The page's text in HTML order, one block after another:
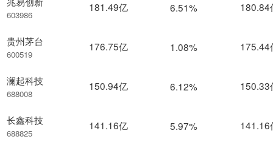
603986
贵州茅台
600519
澜起科技
688008
长鑫科技
688825
181.49亿 6.51% 180.84
176.75亿 1.08% 175.44
150.94亿 6.12% 150.33
141.16亿 5.97% 141.16